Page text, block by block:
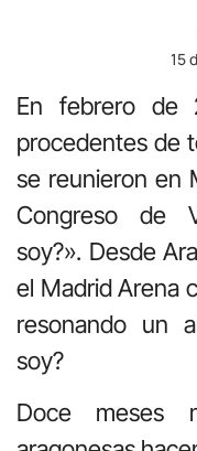
15
En febrero de
procedentes de
se reunieron en
Congreso de
soy?». Desde
el Madrid Arena
resonando un
soy?
Doce meses